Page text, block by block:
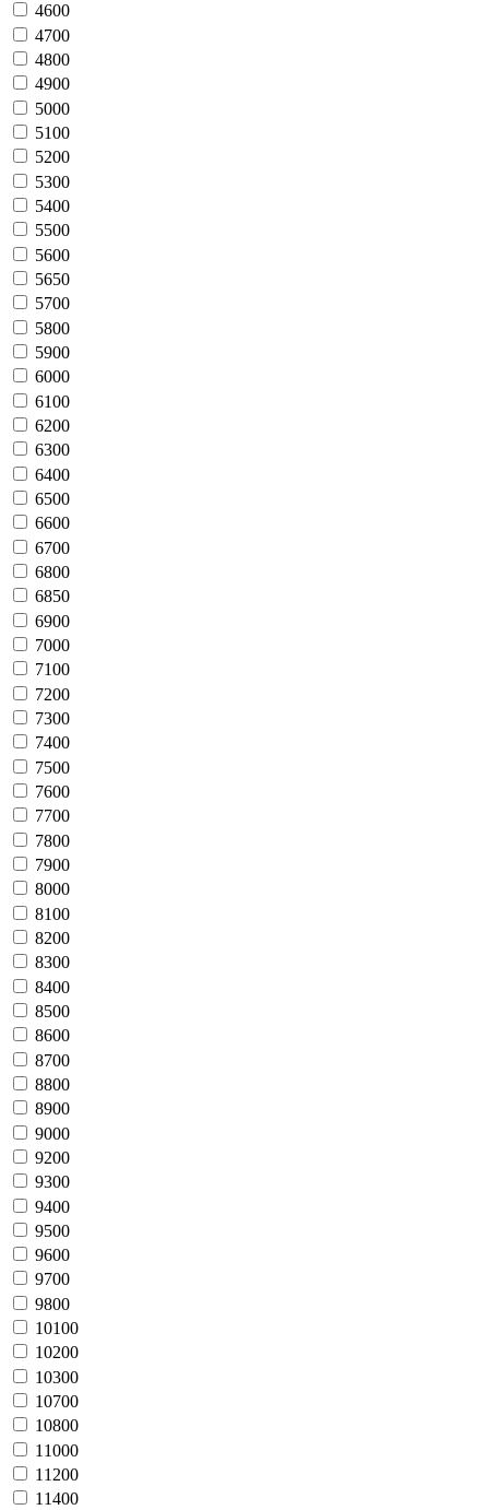
4600
4700
4800
4900
5000
5100
5200
5300
5400
5500
5600
5650
5700
5800
5900
6000
6100
6200
6300
6400
6500
6600
6700
6800
6850
6900
7000
7100
7200
7300
7400
7500
7600
7700
7800
7900
8000
8100
8200
8300
8400
8500
8600
8700
8800
8900
9000
9200
9300
9400
9500
9600
9700
9800
10100
10200
10300
10700
10800
11000
11200
11400